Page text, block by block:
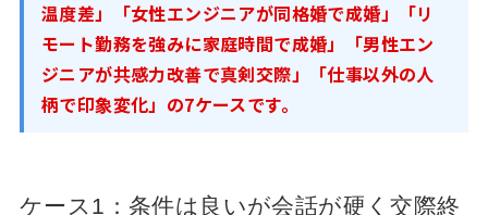
温度差」「女性エンジニアが同格婚で成婚」「リ
モート勤務を強みに家庭時間で成婚」「男性エン
ジニアが共感力改善で真剣交際」「仕事以外の人
柄で印象変化」の7ケースです。
ケース1：条件は良いが会話が硬く交際終